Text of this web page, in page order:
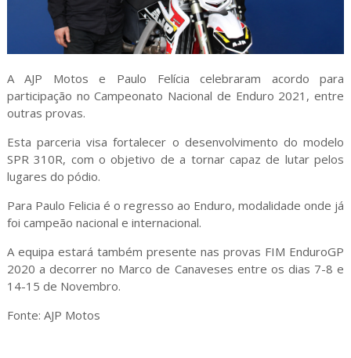
A AJP Motos e Paulo Felícia celebraram acordo para
participação no Campeonato Nacional de Enduro 2021, entre
outras provas.
Esta parceria visa fortalecer o desenvolvimento do modelo
SPR 310R, com o objetivo de a tornar capaz de lutar pelos
lugares do pódio.
Para Paulo Felicia é o regresso ao Enduro, modalidade onde já
foi campeão nacional e internacional.
A equipa estará também presente nas provas FIM EnduroGP
2020 a decorrer no Marco de Canaveses entre os dias 7-8 e
14-15 de Novembro.
Fonte: AJP Motos